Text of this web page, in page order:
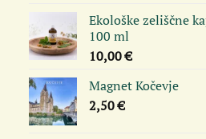
Ekološke zeliščne
100 ml
10,00€
Magnet Kočevje
2,50€